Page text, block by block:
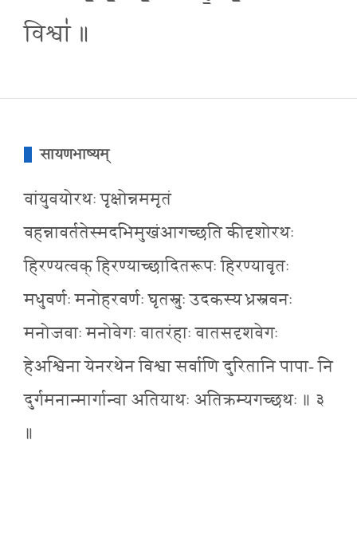
विश्वा॑ ॥
सायणभाष्यम्
वांयुवयोरथः पृक्षोन्नममृतं
वहन्नावर्ततेस्मदभिमुखंआगच्छति कीदृशोरथः
हिरण्यत्वक् हिरण्याच्छादितरूपः हिरण्यावृतः
मधुवर्णः मनोहरवर्णः घृतस्नुः उदकस्य ध्रस्नवनः
मनोजवाः मनोवेगः वातरंहाः वातसदृशवेगः
हेअश्विना येनरथेन विश्वा सर्वाणि दुरितानि पापा- नि
दुर्गमनान्मार्गान्वा अतियाथः अतिक्रम्यगच्छथः ॥ ३
॥